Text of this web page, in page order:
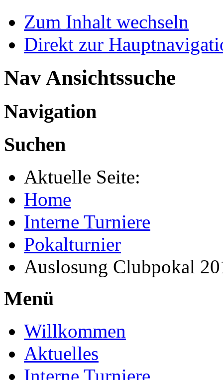
Zum Inhalt wechseln
Direkt zur
Nav Ansichtssuche
Navigation
Suchen
Aktuelle Seite:
Home
Interne Turniere
Pokalturnier
Auslosung Clubpokal
Menü
Willkommen
Aktuelles